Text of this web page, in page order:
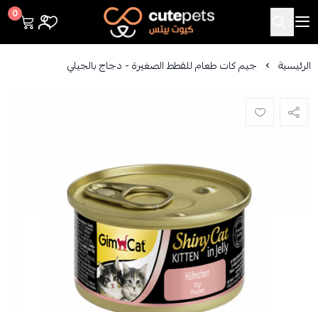
Cutepets
0
الرئيسية جيم كات طعام للقطط الصغيرة - دجاج بالجيلي